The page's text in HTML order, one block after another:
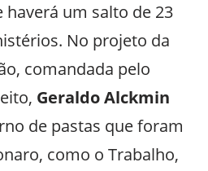
haverá um salto de 23
No projeto da
comandada pelo
Geraldo Alckmin
de pastas que foram
como o Trabalho,